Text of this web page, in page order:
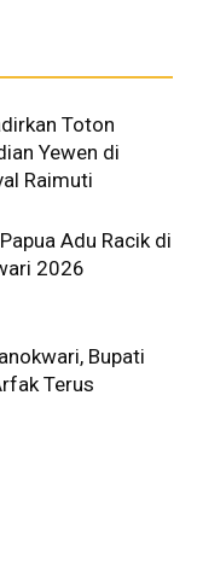
Toton
Yewen di
Raimuti
Adu Racik di
2026
Bupati
Terus